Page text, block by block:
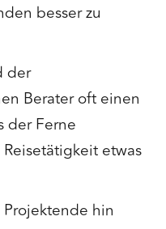
besser zu
der
Berater oft einen
der Ferne
etwas
hin